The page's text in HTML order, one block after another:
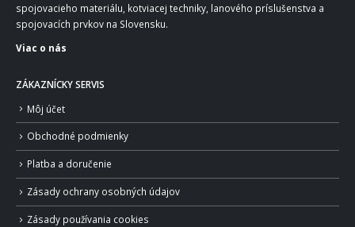
spojovacieho materiálu, kotviacej techniky, lanového príslušenstva a
spojovacích prvkov na Slovensku.
Viac o nás
ZÁKAZNÍCKY SERVIS
Môj účet
Obchodné podmienky
Platba a doručenie
Zásady ochrany osobných údajov
Zásady používania cookies